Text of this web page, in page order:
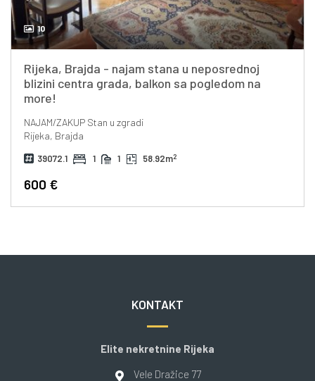
10
Rijeka, Brajda - najam stana u neposrednoj
blizini centra grada, balkon sa pogledom na
more!
NAJAM/ZAKUPStan u zgradi
Rijeka, Brajda
39072.1 1 1 58.92m2
600 €
KONTAKT
Elite nekretnine Rijeka
Vele Dražice 77